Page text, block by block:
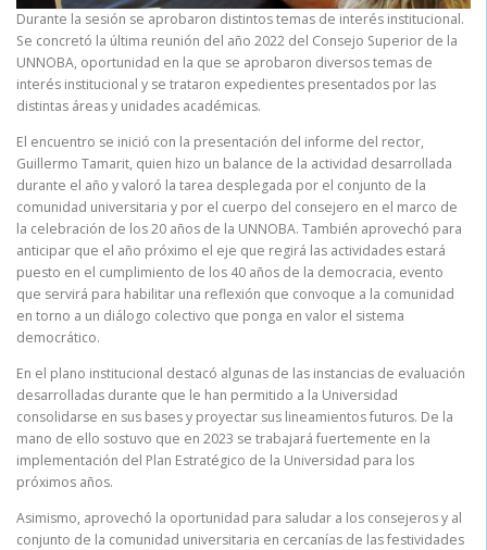
Durante la sesión se aprobaron distintos temas de interés institucional.
Se concretó la última reunión del año 2022 del Consejo Superior de la
UNNOBA, oportunidad en la que se aprobaron diversos temas de
interés institucional y se trataron expedientes presentados por las
distintas áreas y unidades académicas.
El encuentro se inició con la presentación del informe del rector,
Guillermo Tamarit, quien hizo un balance de la actividad desarrollada
durante el año y valoró la tarea desplegada por el conjunto de la
comunidad universitaria y por el cuerpo del consejero en el marco de
la celebración de los 20 años de la UNNOBA. También aprovechó para
anticipar que el año próximo el eje que regirá las actividades estará
puesto en el cumplimiento de los 40 años de la democracia, evento
que servirá para habilitar una reflexión que convoque a la comunidad
en torno a un diálogo colectivo que ponga en valor el sistema
democrático.
En el plano institucional destacó algunas de las instancias de evaluación
desarrolladas durante que le han permitido a la Universidad
consolidarse en sus bases y proyectar sus lineamientos futuros. De la
mano de ello sostuvo que en 2023 se trabajará fuertemente en la
implementación del Plan Estratégico de la Universidad para los
próximos años.
Asimismo, aprovechó la oportunidad para saludar a los consejeros y al
conjunto de la comunidad universitaria en cercanías de las festividades